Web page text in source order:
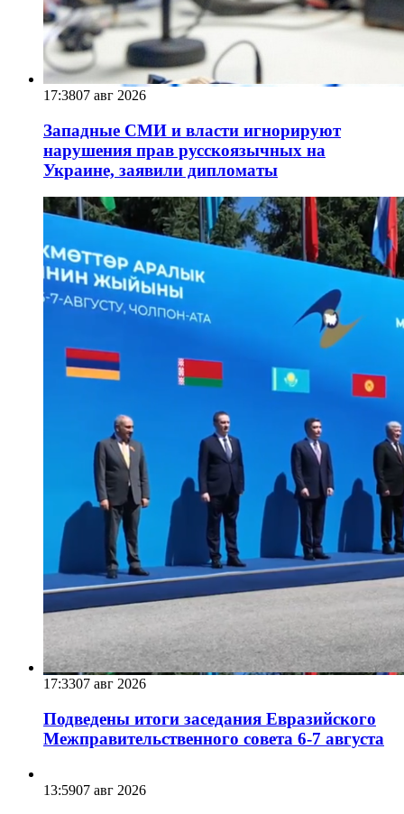
17:3807 авг 2026
Западные СМИ и власти игнорируют
нарушения прав русскоязычных на
Украине, заявили дипломаты
17:3307 авг 2026
Подведены итоги заседания Евразийского
Межправительственного совета 6-7 августа
13:5907 авг 2026